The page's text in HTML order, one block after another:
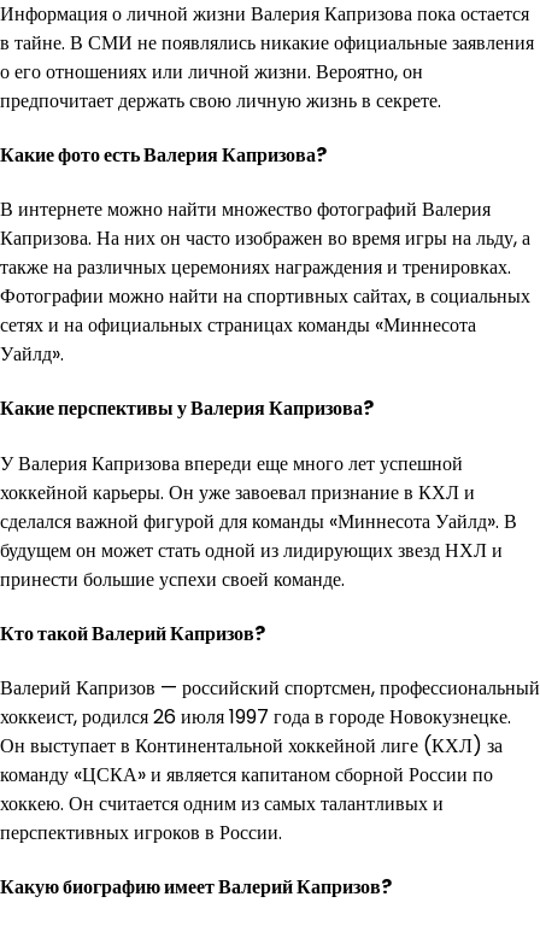
Информация о личной жизни Валерия Капризова пока остается
в тайне. В СМИ не появлялись никакие официальные заявления
о его отношениях или личной жизни. Вероятно, он
предпочитает держать свою личную жизнь в секрете.
Какие фото есть Валерия Капризова?
В интернете можно найти множество фотографий Валерия
Капризова. На них он часто изображен во время игры на льду, а
также на различных церемониях награждения и тренировках.
Фотографии можно найти на спортивных сайтах, в социальных
сетях и на официальных страницах команды «Миннесота
Уайлд».
Какие перспективы у Валерия Капризова?
У Валерия Капризова впереди еще много лет успешной
хоккейной карьеры. Он уже завоевал признание в КХЛ и
сделался важной фигурой для команды «Миннесота Уайлд». В
будущем он может стать одной из лидирующих звезд НХЛ и
принести большие успехи своей команде.
Кто такой Валерий Капризов?
Валерий Капризов — российский спортсмен, профессиональный
хоккеист, родился 26 июля 1997 года в городе Новокузнецке.
Он выступает в Континентальной хоккейной лиге (КХЛ) за
команду «ЦСКА» и является капитаном сборной России по
хоккею. Он считается одним из самых талантливых и
перспективных игроков в России.
Какую биографию имеет Валерий Капризов?